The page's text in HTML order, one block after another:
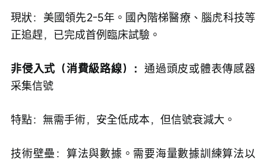
現狀：美國領先2-5年。國內階梯醫療、腦虎科技等
正追趕，已完成首例臨床試驗。
非侵入式（消費級路線）：通過頭皮或體表傳感器
采集信號
特點：無需手術，安全低成本，但信號衰減大。
技術壁壘：算法與數據。需要海量數據訓練算法以